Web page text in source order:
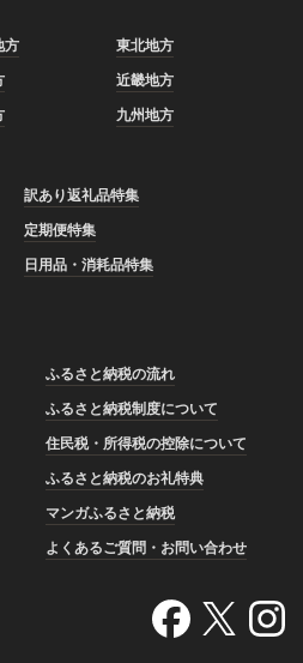
方
東北地方
近畿地方
九州地方
訳あり返礼品特集
定期便特集
日用品・消耗品特集
ふるさと納税の流れ
ふるさと納税制度について
住民税・所得税の控除について
ふるさと納税のお礼特典
マンガふるさと納税
よくあるご質問・お問い合わせ